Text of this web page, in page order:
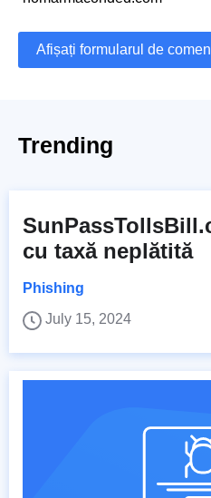
Afișați formularul de
Trending
cu taxă neplătită
Phishing
July 15, 2024